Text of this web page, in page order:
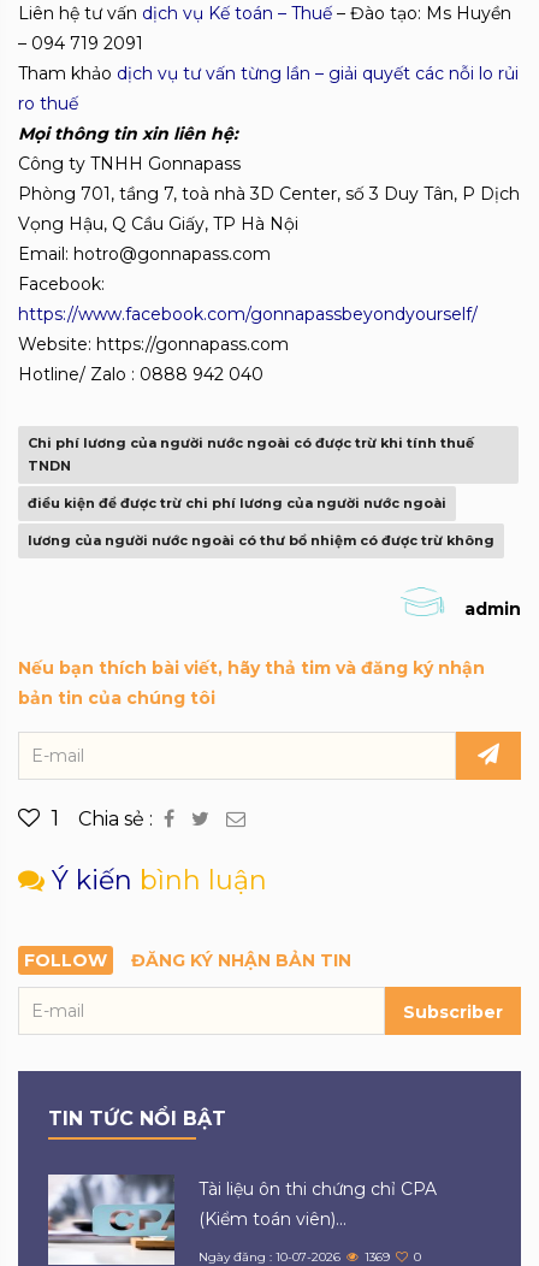
Liên hệ tư vấn dịch vụ Kế toán – Thuế – Đào tạo: Ms Huyền
– 094 719 2091
Tham khảo dịch vụ tư vấn từng lần – giải quyết các nỗi lo rủi
ro thuế
Mọi thông tin xin liên hệ:
Công ty TNHH Gonnapass
Phòng 701, tầng 7, toà nhà 3D Center, số 3 Duy Tân, P Dịch
Vọng Hậu, Q Cầu Giấy, TP Hà Nội
Email: hotro@gonnapass.com
Facebook:
https://www.facebook.com/gonnapassbeyondyourself/
Website: https://gonnapass.com
Hotline/ Zalo : 0888 942 040
Chi phí lương của người nước ngoài có được trừ khi tính thuế
TNDN
điều kiện để được trừ chi phí lương của người nước ngoài
lương của người nước ngoài có thư bổ nhiệm có được trừ không
admin
Nếu bạn thích bài viết, hãy thả tim và đăng ký nhận
bản tin của chúng tôi
1 Chia sẻ :
Ý kiến bình luận
FOLLOW ĐĂNG KÝ NHẬN BẢN TIN
Subscriber
TIN TỨC NỔI BẬT
Tài liệu ôn thi chứng chỉ CPA
(Kiểm toán viên)...
Ngày đăng : 10-07-2026 1369 0